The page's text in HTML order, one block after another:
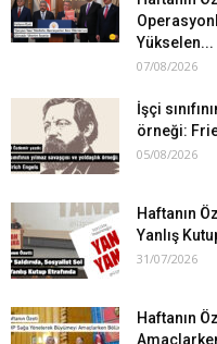
Yükselen...
07/08/2026
İşçi
örneği:
05/08/2026
Haftanın
Yanlış
31/07/2026
Haftanın